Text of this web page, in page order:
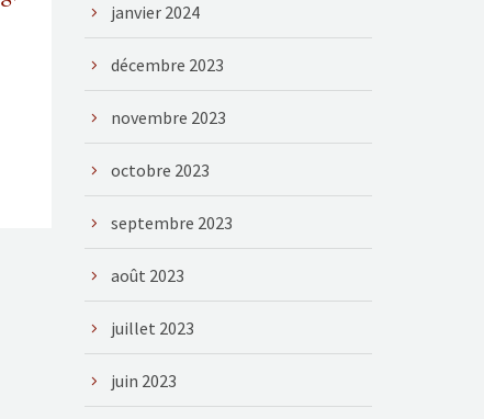
janvier 2024
décembre 2023
novembre 2023
octobre 2023
septembre 2023
août 2023
juillet 2023
juin 2023